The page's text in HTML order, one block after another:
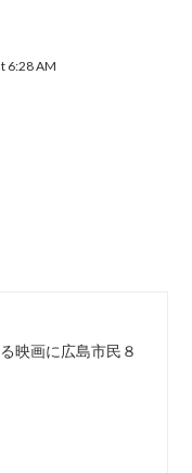
6:28 AM
映画に広島市民８